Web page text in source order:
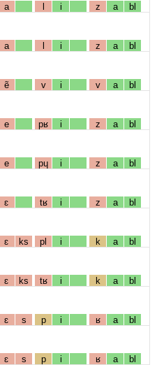
a l i z a bl
a l i z a bl
ẽ v i v a bl
e pʁ i z a bl
e pɥ i z a bl
ɛ tʁ i z a bl
ɛ ks pl i k a bl
ɛ ks tʁ i k a bl
ɛ s p i ʁ a bl
ɛ s p i ʁ a bl